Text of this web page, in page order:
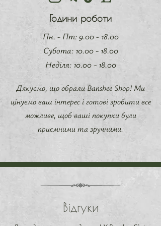
Години роботи
Пн. - Пт:9.00 - 18.00
​​Субота: 10.00 - 18.00
Неділя: 10.00 - 18.00
Дякуємо, що обрали Banshee Shop! Ми
цінуємо ваш інтерес і готові зробити все
можливе, щоб ваші покупки були
приємними та зручними.
Відгуки